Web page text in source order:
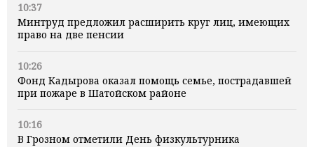
10:37
Минтруд предложил расширить круг лиц, имеющих
право на две пенсии
10:26
Фонд Кадырова оказал помощь семье, пострадавшей
при пожаре в Шатойском районе
10:16
В Грозном отметили День физкультурника